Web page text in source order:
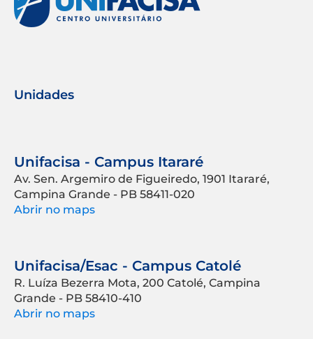
Unidades
Unifacisa - Campus Itararé
Av. Sen. Argemiro de Figueiredo, 1901 Itararé,
Campina Grande - PB 58411-020
Abrir no maps
Unifacisa/Esac - Campus Catolé
R. Luíza Bezerra Mota, 200 Catolé, Campina
Grande - PB 58410-410
Abrir no maps